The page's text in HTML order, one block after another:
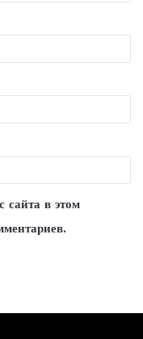
сайта в этом